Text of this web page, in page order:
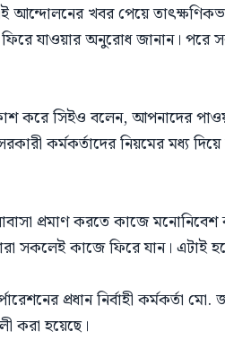
খবর পেয়ে
যাওয়ার অনুরোধ জানান। পরে
করে সিইও বলেন, আপনাদের
কর্মকর্তাদের নিয়মের মধ্য
প্রমাণ করতে কাজে
সকলেই কাজে ফিরে যান।
প্রধান নির্বাহী কর্মকর্তা
করা হয়েছে।